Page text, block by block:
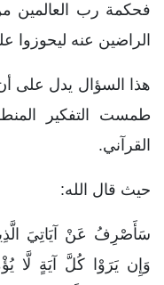
فحكمة رب العالمين
الراضين عنه ليحوزوا
هذا السؤال يدل على
طمست التفكير
القرآني.
حيث قال الله:
سَأَصْرِفُ عَنْ آيَاتِيَ
وَإِن يَرَوْا كُلَّ آيَةٍ لَّا